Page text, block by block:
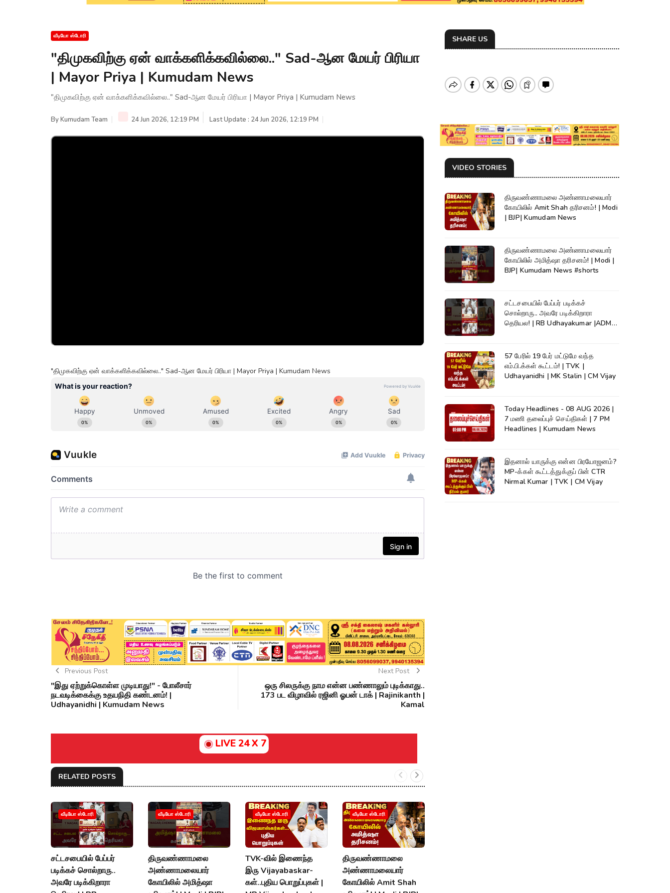
வீடியோ ஸ்டோரி
"திமுகவிற்கு ஏன் வாக்களிக்கவில்லை.." Sad-ஆன மேயர் பிரியா
| Mayor Priya | Kumudam News
"திமுகவிற்கு ஏன் வாக்களிக்கவில்லை.." Sad-ஆன மேயர் பிரியா | Mayor Priya | Kumudam News
ByKumudam Team 24 Jun 2026, 12:19 PM Last Update : 24 Jun 2026, 12:19 PM
"திமுகவிற்கு ஏன் வாக்களிக்கவில்லை.." Sad-ஆன மேயர் பிரியா | Mayor Priya | Kumudam News
Previous Post
"இது ஏற்றுக்கொள்ள முடியாது!" - போலீசார்
நடவடிக்கைக்கு உதயநிதி கண்டனம்! |
Udhayanidhi | Kumudam News
Next Post
ஒரு சிலருக்கு நாம என்ன பண்ணாலும் புடிக்காது..
173 பட விழாவில் ரஜினி ஓபன் டாக் | Rajinikanth |
Kamal
LIVE 24 X 7
RELATED POSTS
வீடியோ ஸ்டோரி
சட்டசபையில் பேப்பர்
படிக்கச் சொல்றாரு..
அவரே படிக்கிறாரா
வீடியோ ஸ்டோரி
திருவண்ணாமலை
அண்ணாமலையார்
கோயிலில் அமித்ஷா
வீடியோ ஸ்டோரி
TVK-வில் இணைந்த
இரு Vijayabaskar-
கள்..புதிய பொறுப்புகள் |
வீடியோ ஸ்டோரி
திருவண்ணாமலை
அண்ணாமலையார்
கோயிலில் Amit Shah
SHARE US
VIDEO STORIES
திருவண்ணாமலை அண்ணாமலையார்
கோயிலில் Amit Shah தரிசனம்! | Modi
| BJP| Kumudam News
திருவண்ணாமலை அண்ணாமலையார்
கோயிலில் அமித்ஷா தரிசனம்! | Modi |
BJP| Kumudam News #shorts
சட்டசபையில் பேப்பர் படிக்கச்
சொல்றாரு.. அவரே படிக்கிறாரா
தெரியல! | RB Udhayakumar |ADMK|
57 பேரில் 19 பேர் மட்டுமே வந்த
எம்.பி.க்கள் கூட்டம்! | TVK |
Udhayanidhi | MK Stalin | CM Vijay
Today Headlines - 08 AUG 2026 |
7 மணி தலைப்புச் செய்திகள் | 7 PM
Headlines | Kumudam News
இதனால் யாருக்கு என்ன பிரயோஜனம்?
MP-க்கள் கூட்டத்துக்குப் பின் CTR
Nirmal Kumar | TVK | CM Vijay